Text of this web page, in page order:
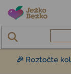
Prejsť na obsah
🎉 Roztočte